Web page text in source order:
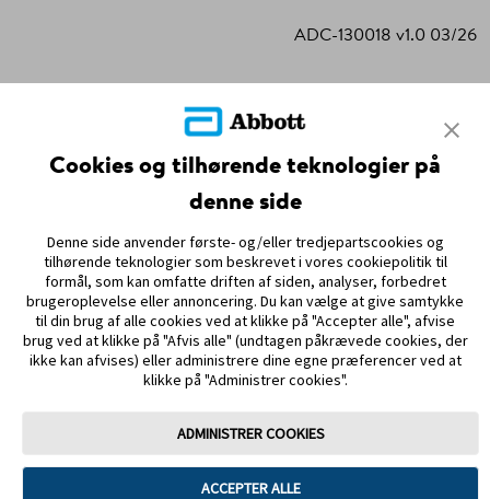
ADC-130018 v1.0 03/26
SITEMAP
REFERENCER & ANSVARSFRASKRIVELSE
KONTAKT OS
Privatlivspolitik Handelsbetingelser
Cookies og tilhørende teknologier på
denne side
Denne side anvender første- og/eller tredjepartscookies og
tilhørende teknologier som beskrevet i vores cookiepolitik til
formål, som kan omfatte driften af siden, analyser, forbedret
brugeroplevelse eller annoncering. Du kan vælge at give samtykke
til din brug af alle cookies ved at klikke på "Accepter alle", afvise
brug ved at klikke på "Afvis alle" (undtagen påkrævede cookies, der
ikke kan afvises) eller administrere dine egne præferencer ved at
klikke på "Administrer cookies".
ADMINISTRER COOKIES
ACCEPTER ALLE